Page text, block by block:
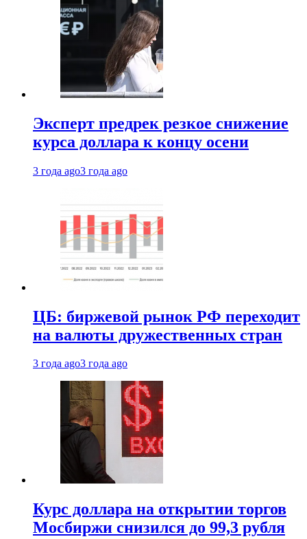
Эксперт предрек резкое снижение
курса доллара к концу осени
3 года ago3 года ago
ЦБ: биржевой рынок РФ переходит
на валюты дружественных стран
3 года ago3 года ago
Курс доллара на открытии торгов
Мосбиржи снизился до 99,3 рубля